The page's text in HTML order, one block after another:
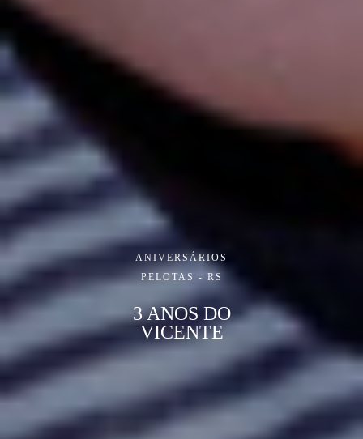
ANIVERSÁRIOS
PELOTAS - RS
3 ANOS DO
VICENTE